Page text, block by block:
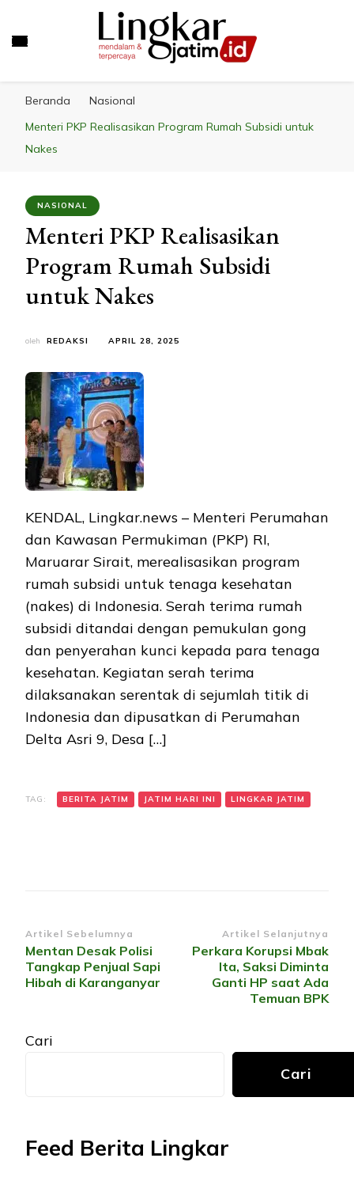
Beranda
Nasional
Menteri PKP Realisasikan Program Rumah Subsidi untuk
Nakes
NASIONAL
Menteri PKP Realisasikan
Program Rumah Subsidi
untuk Nakes
oleh REDAKSI APRIL 28, 2025
KENDAL, Lingkar.news – Menteri Perumahan
dan Kawasan Permukiman (PKP) RI,
Maruarar Sirait, merealisasikan program
rumah subsidi untuk tenaga kesehatan
(nakes) di Indonesia. Serah terima rumah
subsidi ditandai dengan pemukulan gong
dan penyerahan kunci kepada para tenaga
kesehatan. Kegiatan serah terima
dilaksanakan serentak di sejumlah titik di
Indonesia dan dipusatkan di Perumahan
Delta Asri 9, Desa […]
TAG: BERITA JATIM JATIM HARI INI LINGKAR JATIM
Navigasi
Artikel
Artikel Sebelumnya
Mentan Desak Polisi
Tangkap Penjual Sapi
Hibah di Karanganyar
Artikel Selanjutnya
Perkara Korupsi Mbak
Ita, Saksi Diminta
Ganti HP saat Ada
Temuan BPK
Cari
Cari
Feed Berita Lingkar